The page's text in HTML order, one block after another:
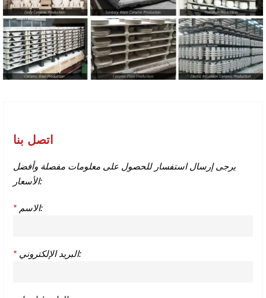
اتصل بنا
يرجى إرسال استفسار للحصول على معلومات مفصلة وأفضل
الأسعار:
* الاسم:
* البريد الإلكتروني: